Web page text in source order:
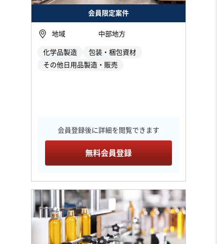
会員限定案件
地域 中部地方
化学品製造
包装・梱包資材
その他日用品製造・販売
会員登録後に詳細を閲覧できます
無料会員登録